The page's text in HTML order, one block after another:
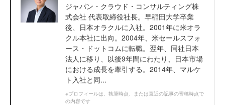
ジャパン・クラウド・コンサルティング株
式会社 代表取締役社長。早稲田大学卒業
後、日本オラクルに入社。2001年に米オラ
クル本社に出向。2004年、米セールスフォ
ース・ドットコムに転職。翌年、同社日本
法人に移り、以後9年間にわたり、日本市場
における成長を牽引する。2014年、マルケ
ト入社と同...
※プロフィールは、執筆時点、または直近の記事の寄稿時点で
の内容です